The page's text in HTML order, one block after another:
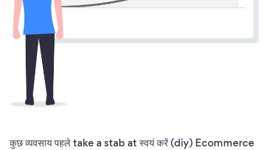
कुछ व्यवसाय पहले take a stab at स्वयं करें (diy) Ecommerce